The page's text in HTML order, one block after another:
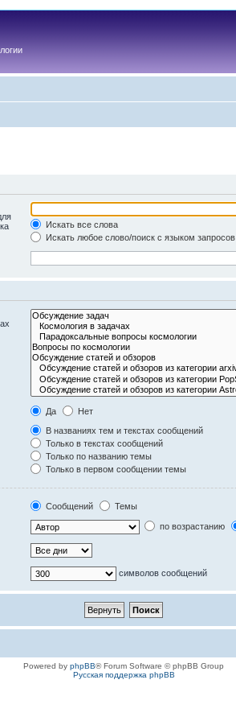
Искать все слова
Искать любое слово/поиск с языком запросов
Да
Нет
В названиях тем и текстах сообщений
Только в текстах сообщений
Только по названию темы
Только в первом сообщении темы
Сообщений
Темы
по возрастанию
символов сообщений
Powered by phpBB® Forum Software © phpBB Group
Русская поддержка phpBB